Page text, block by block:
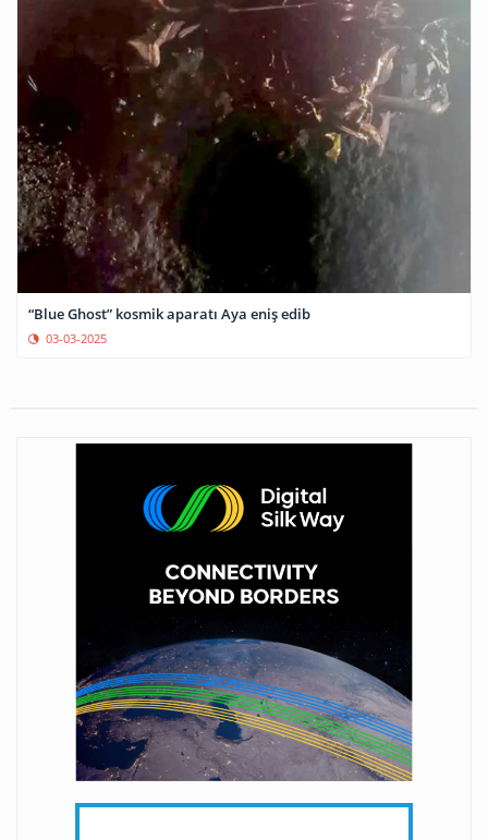
“Blue Ghost” kosmik aparatı Aya eniş edib
03-03-2025